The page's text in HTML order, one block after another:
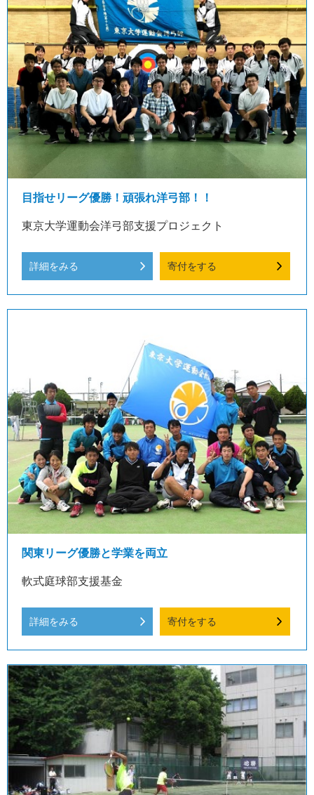
目指せリーグ優勝！頑張れ洋弓部！！
東京大学運動会洋弓部支援プロジェクト
詳細をみる 寄付をする
関東リーグ優勝と学業を両立
軟式庭球部支援基金
詳細をみる 寄付をする